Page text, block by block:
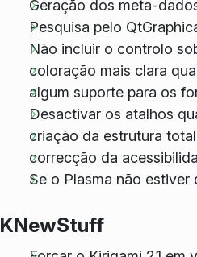
Geração dos meta-
Pesquisa pelo
Não incluir o controlo
coloração mais clara
algum suporte para os
Desactivar os atalhos
criação da estrutura
correcção da
Se o Plasma não
KNewStuff